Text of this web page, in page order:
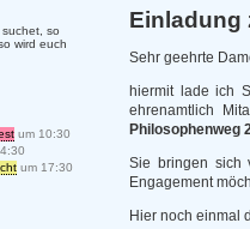
Einladung
Sehr geehrte
hiermit lade ich
ehrenamtlich
Philosophenweg
Sie bringen sich
Engagement
Hier noch einmal
so
wird euch
um 10:30
um 17:30